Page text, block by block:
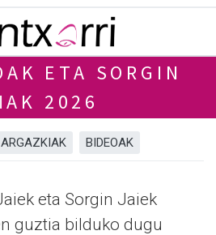
ETA SORGIN
2026
ARGAZKIAK BIDEOAK
eta Sorgin Jaiek
guztia bilduko dugu